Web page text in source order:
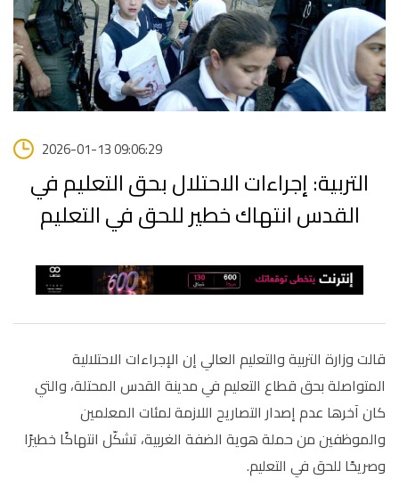
2026-01-13 09:06:29
التربية: إجراءات الاحتلال بحق التعليم في
القدس انتهاك خطير للحق في التعليم
قالت وزارة التربية والتعليم العالي إن الإجراءات الاحتلالية
المتواصلة بحق قطاع التعليم في مدينة القدس المحتلة، والتي
كان آخرها عدم إصدار التصاريح اللازمة لمئات المعلمين
والموظفين من حملة هوية الضفة الغربية، تشكّل انتهاكًا خطيرًا
وصريحًا للحق في التعليم.